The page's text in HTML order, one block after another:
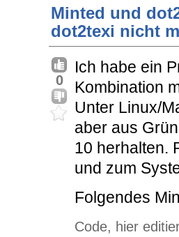
Minted und
dot2texi nicht
0
Ich habe ein
Kombination
Unter Linux/
aber aus
10 herhalten.
und zum
Folgendes
Code, hier